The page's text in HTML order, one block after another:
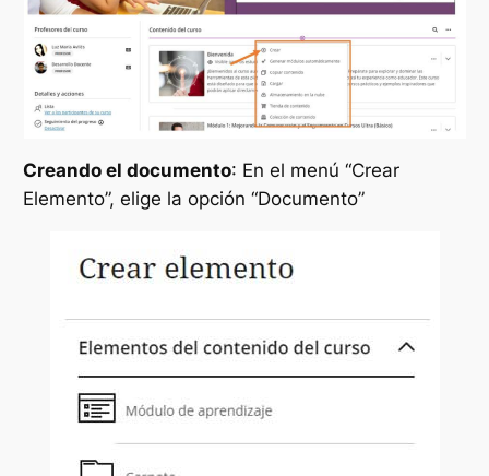
Creando el documento: En el menú “Crear
Elemento”, elige la opción “Documento”